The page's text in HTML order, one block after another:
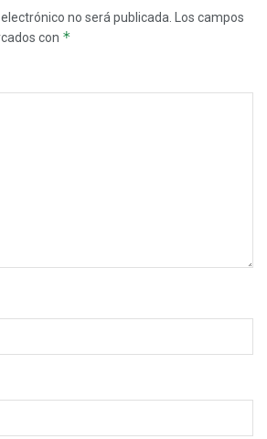
no será publicada.
Los campos
con *